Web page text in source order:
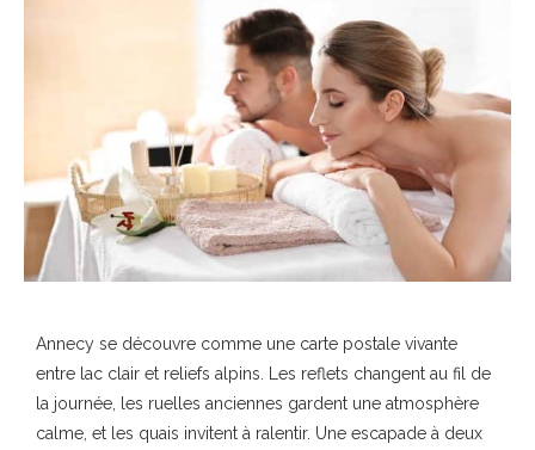
Annecy se découvre comme une carte postale vivante
entre lac clair et reliefs alpins. Les reflets changent au fil de
la journée, les ruelles anciennes gardent une atmosphère
calme, et les quais invitent à ralentir. Une escapade à deux